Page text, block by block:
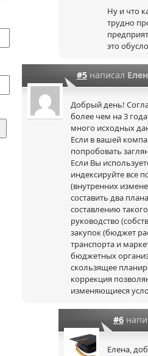
Ну и что
трудно
это
#5написал
Добрый день!
более чем на 3
много исходных
Если в вашей
попробовать
Если Вы
индексируйте все
(внутренних
составить два
составлению
руководство
закупок (бюджет
транспорта и
бюджетных
скользящее
коррекция
изменяющиеся
#6
Елена,